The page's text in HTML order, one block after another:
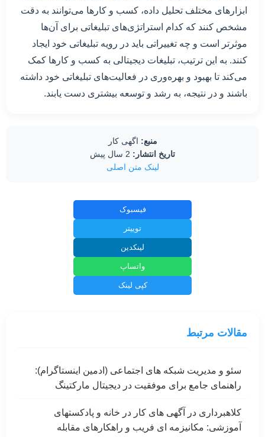
ابزارهای مختلف تحلیل داده، کسب و کارها می‌توانند به دقت
مشخص کنند که کدام استراتژی‌های تبلیغاتی برای آن‌ها
موثرتر است و چه تغییراتی باید در رویه تبلیغاتی خود ایجاد
کنند. به این ترتیب، تبلیغات دیجیتالی به کسب و کارها کمک
می‌کند تا بهبود و بهره‌وری در فعالیت‌های تبلیغاتی خود داشته
باشند و در نتیجه، به رشد و توسعه بیشتری دست یابند.
منبع: اگهی کار
تاریخ انتشار:
لینک متن اصلی
فیسبوک
توییتر
لینکدین
واتساپ
کپی لینک
مقالات مرتبط
سئو و مدیریت شبکه های اجتماعی (ادمین اینستاگرام):
راهنمای جامع برای موفقیت در دیجیتال مارکتینگ
کلاهبرداری در آگهی های کار در خانه و پادکستهای
آموزشی: مکانیزمه ای فریب و راهکارهای مقابله